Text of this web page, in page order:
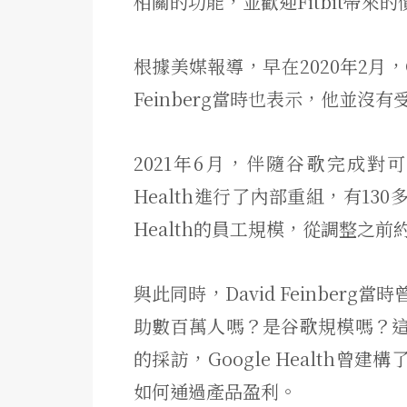
根據美媒報導，早在2020年2月
Feinberg當時也表示，他並沒有
2021年6月，伴隨谷歌完成對
Health進行了內部重組，有130
Health的員工規模，從調整之前
與此同時，David Feinberg當時
助數百萬人嗎？是谷歌規模嗎？
的採訪，Google Health曾建構
如何通過產品盈利。